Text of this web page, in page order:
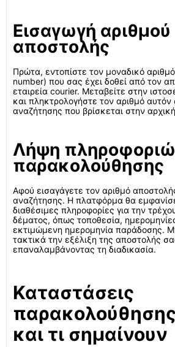
Εισαγωγή αριθμού
αποστολής
Πρώτα, εντοπίστε τον μοναδικό
number) που σας έχει δοθεί από τον
εταιρεία courier. Μεταβείτε στην
και πληκτρολογήστε τον αριθμό αυτόν
αναζήτησης που βρίσκεται στην
Λήψη
παρακολούθησης
Αφού εισαγάγετε τον αριθμό
αναζήτησης. Η πλατφόρμα θα
διαθέσιμες πληροφορίες για την
δέματος, όπως τοποθεσία,
εκτιμώμενη ημερομηνία παράδοσης.
τακτικά την εξέλιξη της αποστολής
επαναλαμβάνοντας τη διαδικασία.
Καταστάσεις
και τι σημαίνουν